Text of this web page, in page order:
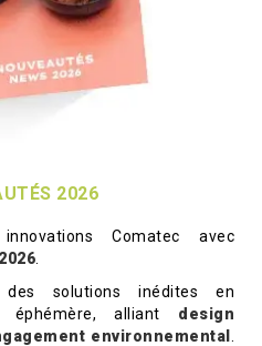
2026
Comatec avec
solutions inédites en
éphémère, alliant design
environnemental